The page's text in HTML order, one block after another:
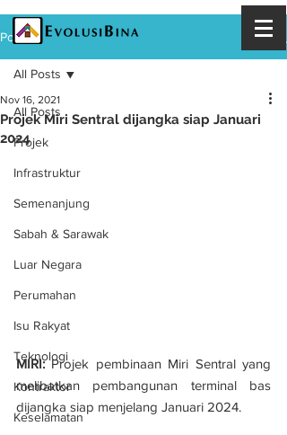
Post
All Posts
Projek
Infrastruktur
Semenanjung
Sabah & Sarawak
Luar Negara
Perumahan
Isu Rakyat
Teknologi
Kontraktor
Keselamatan
All Posts
Projek Miri Sentral dijangka siap Januari
2024
Nov 16, 2021
MIRI: Projek pembinaan Miri Sentral yang
melibatkan pembangunan terminal bas
dijangka siap menjelang Januari 2024.